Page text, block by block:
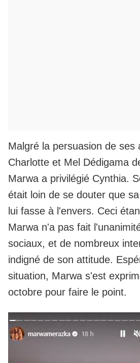
Malgré la persuasion de ses
Charlotte et Mel Dédigama
Marwa a privilégié Cynthia.
était loin de se douter que
lui fasse à l'envers. Ceci
Marwa n'a pas fait
sociaux, et de nombreux
indigné de son attitude.
situation, Marwa s'est
octobre pour faire le point.